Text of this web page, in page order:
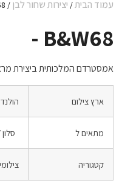
עמוד הבית/ יצירות שחור לבן / B&W68 –
B&W68 -
אמסטרדם המלכותית ביצירת
ארץ צילום הולנד
מתאים ל
קטגוריה